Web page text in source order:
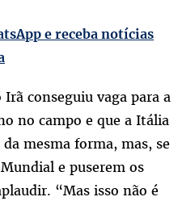
e receba notícias
conseguiu vaga para a
no campo e que a Itália
mesma forma, mas, se
e puserem os
“Mas isso não é